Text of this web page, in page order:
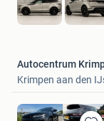
Autocentrum
Krimpen aan den